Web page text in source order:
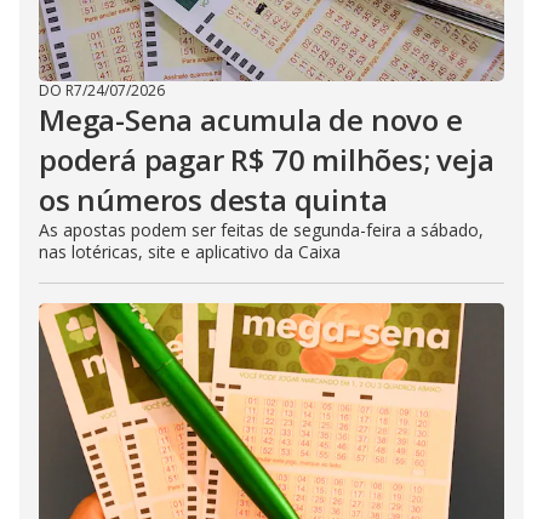
DO R7/24/07/2026
Mega-Sena acumula de novo e
poderá pagar R$ 70 milhões; veja
os números desta quinta
As apostas podem ser feitas de segunda-feira a sábado,
nas lotéricas, site e aplicativo da Caixa